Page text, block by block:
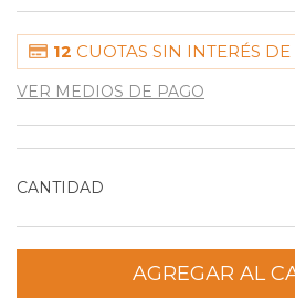
12 CUOTAS SIN INTERÉS DE
VER MEDIOS DE PAGO
CANTIDAD